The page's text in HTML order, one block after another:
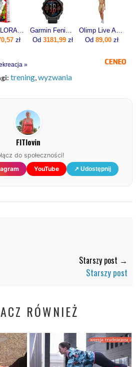
Płyn FLORADIX żelazo i witaminy 500ml
zł
Garmin Fenix 8 47mm Slate grey z czarnym paskiem
Od 3181,99zł
Olimp Live And Fight Damskie krótkie legginsy Queens Gang Olimp Women's Short Leggings High Waist XL
Od 89,00zł
»
trening,wyzwania
FITlovin
do społeczności!
YouTube ↗ Udostępnij
Starszy post →
Starszy post
RÓWNIEŻ